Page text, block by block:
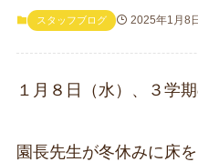
スタッフブログ 2025年1月8日
１月８日（水）、３学
園長先生が冬休みに床